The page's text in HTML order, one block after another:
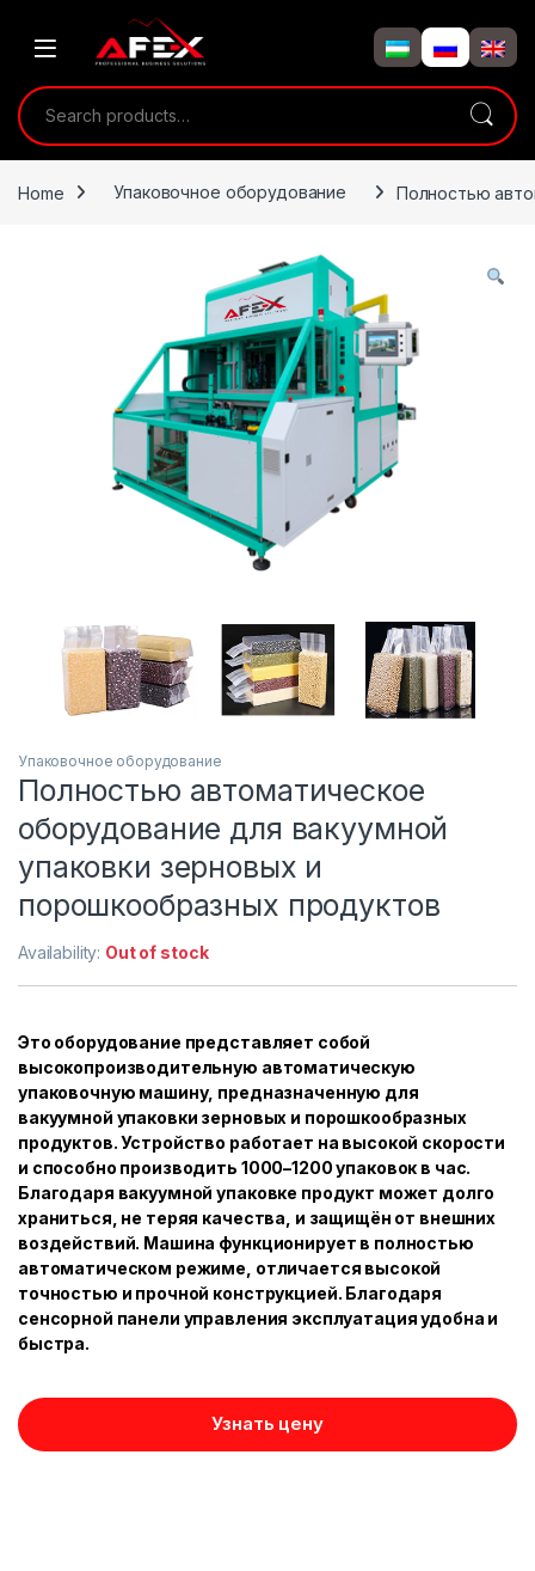
Search for:
Home Упаковочное оборудование Полностью
Упаковочное оборудование
Полностью автоматическое
оборудование для вакуумной
упаковки зерновых и
порошкообразных продуктов
Availability: Out of stock
Это оборудование представляет собой
высокопроизводительную автоматическую
упаковочную машину, предназначенную для
вакуумной упаковки зерновых и порошкообразных
продуктов. Устройство работает на высокой скорости
и способно производить 1000–1200 упаковок в час.
Благодаря вакуумной упаковке продукт может долго
храниться, не теряя качества, и защищён от внешних
воздействий. Машина функционирует в полностью
автоматическом режиме, отличается высокой
точностью и прочной конструкцией. Благодаря
сенсорной панели управления эксплуатация удобна и
быстра.
Узнать цену